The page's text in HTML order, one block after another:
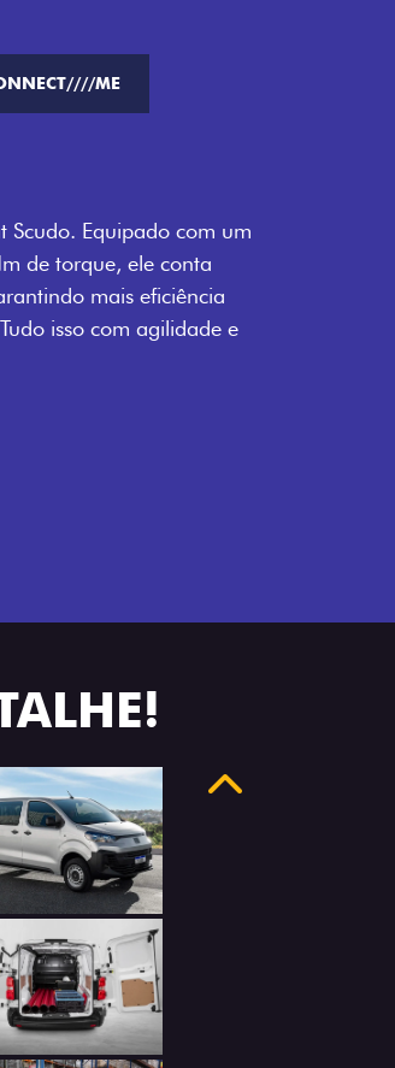
ME
Scudo. Equipado com um
de torque, ele conta
mais eficiência
isso com agilidade e
Anterior